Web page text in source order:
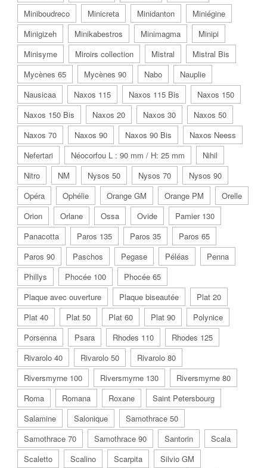
Miniboudreco
Minicreta Minidanton
Miniégine
Minigizeh
Minikabestros Minimagma
Minipi
Minisyme
Miroirs collection Mistral
Mistral Bis
Mycènes 65
Mycènes 90 Nabo
Nauplie
Nausicaa
Naxos 115 Naxos 115 Bis
Naxos 150
Naxos 150 Bis
Naxos 20 Naxos 30
Naxos 50
Naxos 70
Naxos 90 Naxos 90 Bis
Naxos Neess
Nefertari
Néocorfou L : 90 mm / H: 25 mm
Nihil
Nitro
NM Nysos 50 Nysos 70
Nysos 90
Opéra
Ophélie Orange GM Orange PM
Orelle
Orion
Orlane Ossa Ovide
Pamier 130
Panacotta
Paros 135 Paros 35
Paros 65
Paros 90
Paschos Pegase Péléas
Penna
Phillys
Phocée 100
Phocée 65
Plaque avec ouverture
Plaque biseautée
Plat 20
Plat 40
Plat 50 Plat 60 Plat 90
Polynice
Porsenna
Psara Rhodes 110
Rhodes 125
Rivarolo 40
Rivarolo 50
Rivarolo 80
Riversmyrne 100
Riversmyrne 130
Riversmyrne 80
Roma
Romana Roxane
Saint Petersbourg
Salamine
Salonique
Samothrace 50
Samothrace 70
Samothrace 90 Santorin
Scala
Scaletto
Scalino Scarpita
Silvio GM